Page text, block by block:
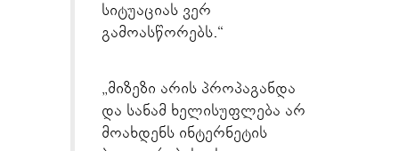
სიტუაციას ვერ
გამოასწორებს.“
„მიზეზი არის პროპაგანდა
და სანამ ხელისუფლება არ
მოახდენს ინტერნეტის